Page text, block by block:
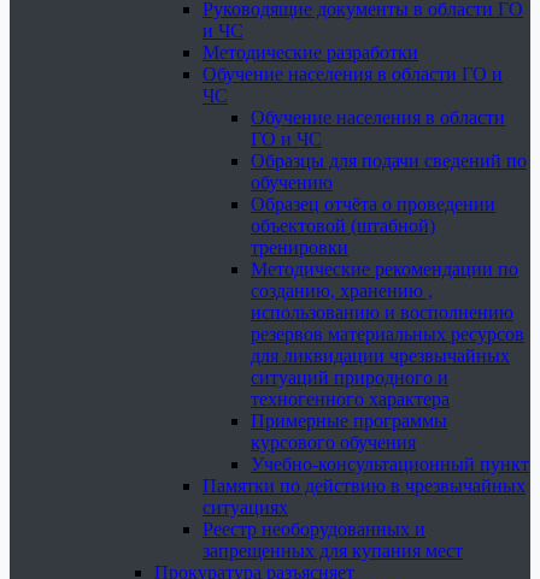
Руководящие документы в области ГО
и ЧС
Методические разработки
Обучение населения в области ГО и
ЧС
Обучение населения в области
ГО и ЧС
Образцы для подачи сведений по
обучению
Образец отчёта о проведении
объектовой (штабной)
тренировки
Методические рекомендации по
созданию, хранению ,
использованию и восполнению
резервов материальных ресурсов
для ликвидации чрезвычайных
ситуаций природного и
техногенного характера
Примерные программы
курсового обучения
Учебно-консультационный пункт
Памятки по действию в чрезвычайных
ситуациях
Реестр необорудованных и
запрещенных для купания мест
Прокуратура разъясняет